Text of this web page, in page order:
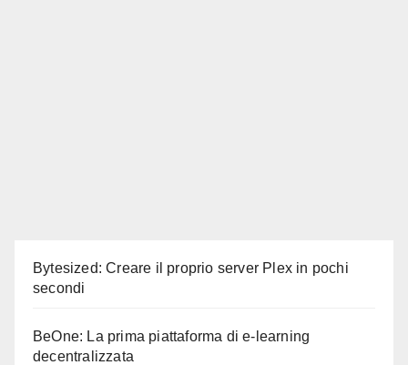
Bytesized: Creare il proprio server Plex in pochi
secondi
BeOne: La prima piattaforma di e-learning
decentralizzata